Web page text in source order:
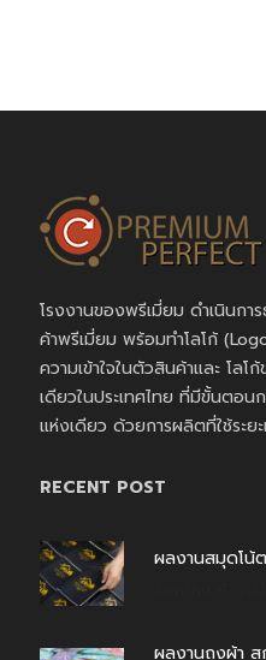
โรงงานของพรีเมี่ยม ดำเนินกา
ค้าพรีเมี่ยม พร้อมทำโลโก้
ความเข้าใจในตัวสินค้าและ โลโ
เดียวในประเทศไทย ที่มีขั้นตอน
แห่งเดียว ด้วยการผลิตที่ใช้ระยะ
RECENT POST
ผลงานสมุดโน้
ผลงานถุงผ้า ส